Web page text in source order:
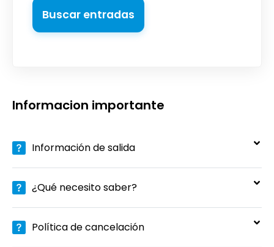
Buscar entradas
Informacion importante
Información de salida
¿Qué necesito saber?
Política de cancelación